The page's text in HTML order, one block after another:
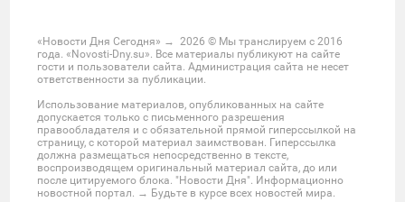
Мнения
Общество Реформы
Законы
Власть
Мир Россия
Ростов-на-Дону
Нижний Новгород
Казань
Омск
Красноярск Новосибирс
Екатеринбург
Крым
Забайкальский край
Украина
Латинская Америка
США Азия
«Новости Дня Сегодня» →2026 © Мы транслируем с 2016
года. «Novosti-Dny.su». Все материалы публикуют на сайте
гости и пользователи сайта. Администрация сайта не несет
ответственности за публикации.
Использование материалов, опубликованных на сайте
допускается только с письменного разрешения
правообладателя и с обязательной прямой гиперссылкой на
страницу, с которой материал заимствован. Гиперссылка
должна размещаться непосредственно в тексте,
воспроизводящем оригинальный материал сайта, до или
после цитируемого блока. "Новости Дня". Информационно
новостной портал. → Будьте в курсе всех новостей мира.